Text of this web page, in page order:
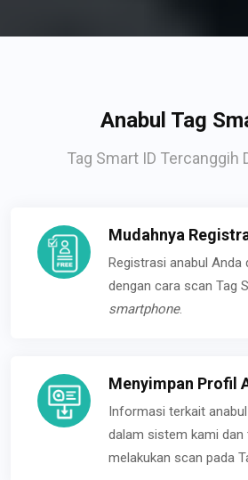
Anabul Tag
Tag Smart ID Tercanggih
Mudahnya
Registrasi anabul Anda
dengan cara scan Tag
smartphone.
Menyimpan Profil
Informasi terkait
dalam sistem kami dan
melakukan scan pada